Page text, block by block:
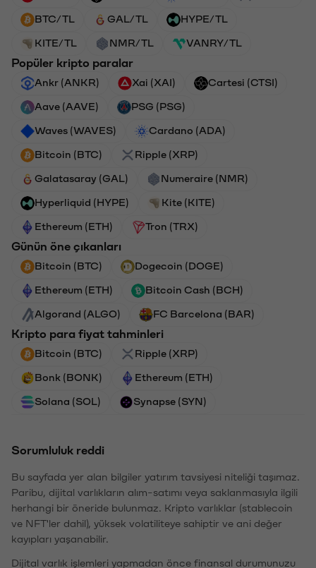
BTC/TL GAL/TL HYPE/TL
KITE/TL NMR/TL VANRY/TL
Popüler kripto paralar
Ankr (ANKR) Xai (XAI) Cartesi (CTSI)
Aave (AAVE) PSG (PSG)
Waves (WAVES) Cardano (ADA)
Bitcoin (BTC) Ripple (XRP)
Galatasaray (GAL) Numeraire (NMR)
Hyperliquid (HYPE) Kite (KITE)
Ethereum (ETH) Tron (TRX)
Günün öne çıkanları
Bitcoin (BTC) Dogecoin (DOGE)
Ethereum (ETH) Bitcoin Cash (BCH)
Algorand (ALGO) FC Barcelona (BAR)
Kripto para fiyat tahminleri
Bitcoin (BTC) Ripple (XRP)
Bonk (BONK) Ethereum (ETH)
Solana (SOL) Synapse (SYN)
Sorumluluk reddi
Bu sayfada yer alan bilgiler yatırım tavsiyesi niteliği taşımaz.
Paribu, dijital varlıkların alım-satımı veya saklanmasıyla ilgili
herhangi bir öneride bulunmaz. Kripto varlıklar (stablecoin
ve NFT'ler dahil), yüksek volatiliteye sahiptir ve ani değer
kayıpları yaşanabilir.
Dijital varlık işlemleri yapmadan önce finansal durumunuzu